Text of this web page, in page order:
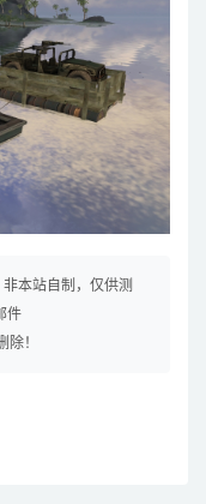
本站自制，仅供测
件
除！